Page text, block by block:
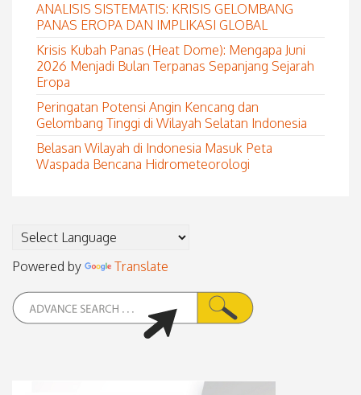
ANALISIS SISTEMATIS: KRISIS GELOMBANG
PANAS EROPA DAN IMPLIKASI GLOBAL
Krisis Kubah Panas (Heat Dome): Mengapa Juni
2026 Menjadi Bulan Terpanas Sepanjang Sejarah
Eropa
Peringatan Potensi Angin Kencang dan
Gelombang Tinggi di Wilayah Selatan Indonesia
Belasan Wilayah di Indonesia Masuk Peta
Waspada Bencana Hidrometeorologi
Powered by Translate